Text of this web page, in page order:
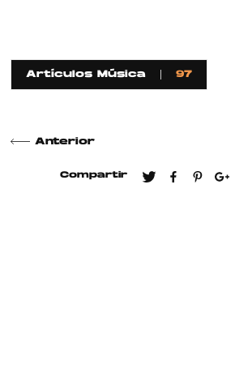
Artículos Música 97
Anterior
Compartir